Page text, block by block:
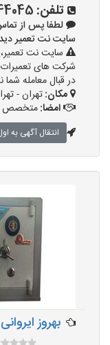
تلفن:
لطفا پس از
سایت نت تعمیر دیده ام و کد
سایت نت
شرکت های
در قبال معامله شما
مکان:تهران -
امضا:متخصص
انتقال آگهی به
بهروز